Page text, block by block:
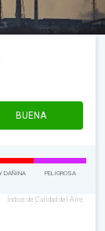
BUENA
DAÑINA PELIGROSA
Índice de Calidad del Aire